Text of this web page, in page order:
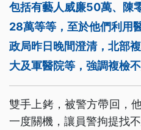
包括有藝人威廉50萬、陳
28萬等等，至於他們利用
政局昨日晚間澄清，北部
大及軍醫院等，強調複檢不
雙手上銬，被警方帶回，
一度關機，讓員警拘提找不